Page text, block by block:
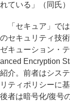
れている」（同氏）
「セキュア」では
のセキュリティ技
ゼキューション・
anced Encryption
紹介。前者はシス
リティポリシーに
後者は暗号化/復号